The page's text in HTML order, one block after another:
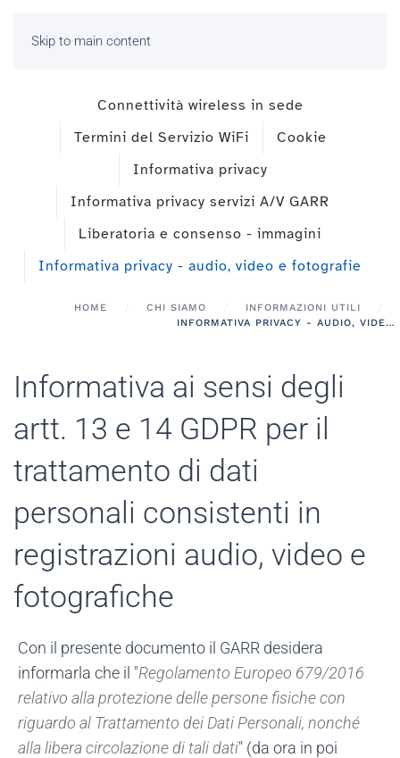
Skip to main content
Connettività wireless in sede
Termini del Servizio WiFi
Cookie
Informativa privacy
Informativa privacy servizi A/V GARR
Liberatoria e consenso - immagini
Informativa privacy - audio, video e fotografie
HOME CHI SIAMO
INFORMAZIONI UTILI
INFORMATIVA PRIVACY - AUDIO, VIDEO E FOTOGRAFIE
Informativa ai sensi degli
artt. 13 e 14 GDPR per il
trattamento di dati
personali consistenti in
registrazioni audio, video e
fotografiche
Con il presente documento il GARR desidera
informarla che il "Regolamento Europeo 679/2016
relativo alla protezione delle persone fisiche con
riguardo al Trattamento dei Dati Personali, nonché
alla libera circolazione di tali dati" (da ora in poi